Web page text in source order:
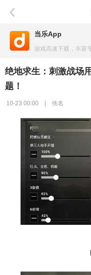
当乐App
游戏高速下载，丰富
绝地求生：刺激战场
题！
10-23 00:00 | 佚名